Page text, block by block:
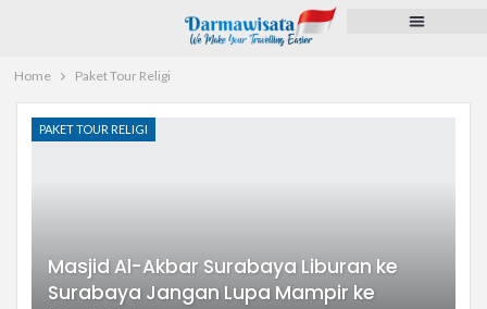
Home Paket Tour Religi
PAKET TOUR RELIGI
Masjid Al-Akbar Surabaya Liburan ke
Surabaya Jangan Lupa Mampir ke